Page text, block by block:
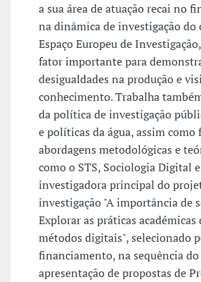
a sua área de atuação recai no
na dinâmica de investigação do
Espaço Europeu de
fator importante para
desigualdades na produção e
conhecimento. Trabalha
da política de investigação
e políticas da água, assim como
abordagens metodológicas e
como o STS, Sociologia Digital
investigadora principal do
investigação "A importância de
Explorar as práticas académicas
métodos digitais", selecionado
financiamento, na sequência
apresentação de propostas de